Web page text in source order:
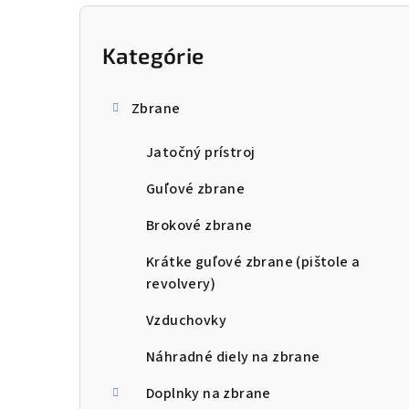
B
Preskočiť
kategórie
Kategórie
Zbrane
Jatočný prístroj
Guľové zbrane
Brokové zbrane
Krátke guľové zbrane (pištole a
revolvery)
Vzduchovky
Náhradné diely na zbrane
Doplnky na zbrane